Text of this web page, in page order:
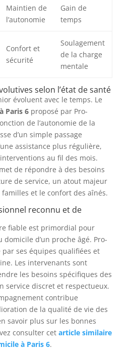
Maintien de
l’autonomie
Gain de
temps
Confort et
sécurité
Soulagement
de la charge
mentale
selon l’état de santé
évoluent avec le temps. Le
Paris 6proposé par Pro-
de l’autonomie de la
d’un simple passage
assistance plus régulière,
interventions au fil des mois.
de répondre à des besoins
de service, un atout majeur
et le confort des aînés.
reconnu et de
fiable est primordial pour
domicile d’un proche âgé. Pro-
ses équipes qualifiées et
Les intervenants sont
les besoins spécifiques des
service discret et respectueux.
contribue
de la qualité de vie des
savoir plus sur les bonnes
consulter cet article similaire
à Paris 6.